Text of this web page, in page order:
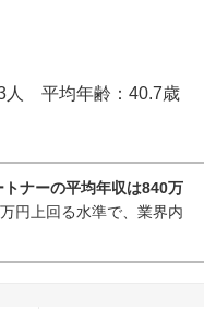
・入社後ギャップ
採用面接・選考
人 平均年齢：40.7歳
ナーの平均年収は840万
円上回る水準で、業界内